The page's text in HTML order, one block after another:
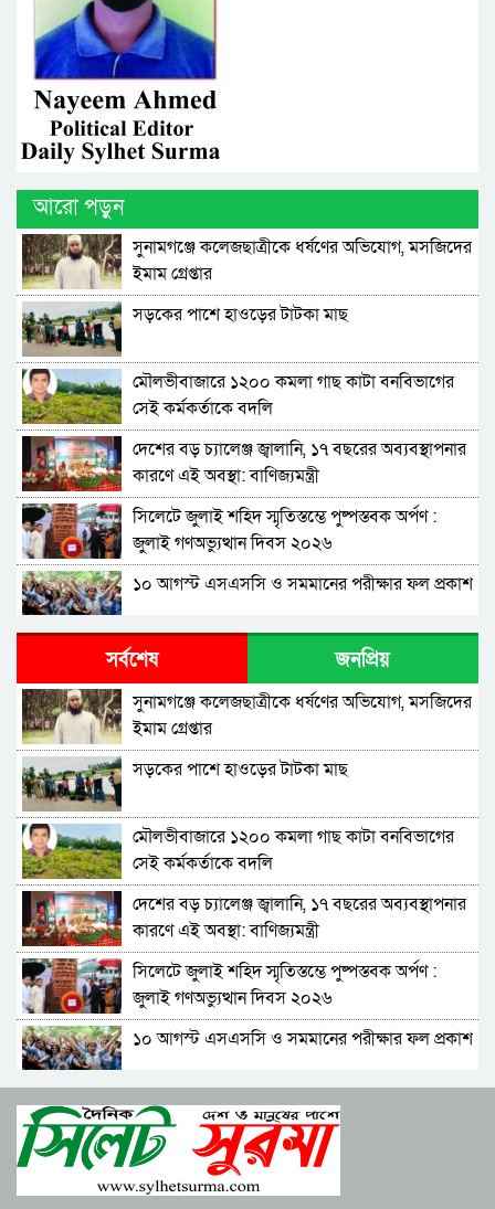
আরো পড়ুন
সুনামগঞ্জে কলেজছাত্রীকে ধর্ষণের অভিযোগ, মসজিদের
ইমাম গ্রেপ্তার
সড়কের পাশে হাওড়ের টাটকা মাছ
মৌলভীবাজারে ১২০০ কমলা গাছ কাটা বনবিভাগের
সেই কর্মকর্তাকে বদলি
দেশের বড় চ্যালেঞ্জ জ্বালানি, ১৭ বছরের অব্যবস্থাপনার
কারণে এই অবস্থা: বাণিজ্যমন্ত্রী
সিলেটে জুলাই শহিদ স্মৃতিস্তম্ভে পুষ্পস্তবক অর্পণ :
জুলাই গণঅভ্যুত্থান দিবস ২০২৬
১০ আগস্ট এসএসসি ও সমমানের পরীক্ষার ফল প্রকাশ
শাপলা চত্বরে হত্যা মামলা: শেখ হাসিনাসহ ৪১ জনের
বিরুদ্ধে আনুষ্ঠানিক অভিযোগ
বিরোধীদলের পতন শুরু হয়েছে, ১১ দল এখন ৯ দলে
গিয়ে ঠেকেছে: রাশেদ খান
কে হতে পারেন পরবর্তী রাষ্ট্রপতি, আলোচনায় এক
আমলা
সিলেটে আদলত চত্বরে শিশু ফাহিমা হত্যা মামলার
আসামির ওপর ফের হামলা
এআই দিয়ে অশালীন ছবি ছড়ানোর অভিযোগ
সিলেটের কনটেন্ট ক্রিয়েটর রাফিয়ার
শাবিপ্রবিতে শিক্ষার্থীকে মারধর: ছাত্রদল নেতা হাসিবুর
ও তারেক বহিষ্কার, ক্যাম্পাসে নিষিদ্ধ ২ বছর
ক্ষোভ, দ্রুত সংস্কারের আহ্বান
নারী-কাণ্ডে জামায়াত থেকে বহিস্কার এমপি গাজী
নজরুল
সিলেটে হামের উপসর্গ নিয়ে আরও দুই শিশুর মৃত্যু
সর্বশেষ জনপ্রিয়
সুনামগঞ্জে কলেজছাত্রীকে ধর্ষণের অভিযোগ, মসজিদের
ইমাম গ্রেপ্তার
সড়কের পাশে হাওড়ের টাটকা মাছ
মৌলভীবাজারে ১২০০ কমলা গাছ কাটা বনবিভাগের
সেই কর্মকর্তাকে বদলি
দেশের বড় চ্যালেঞ্জ জ্বালানি, ১৭ বছরের অব্যবস্থাপনার
কারণে এই অবস্থা: বাণিজ্যমন্ত্রী
সিলেটে জুলাই শহিদ স্মৃতিস্তম্ভে পুষ্পস্তবক অর্পণ :
জুলাই গণঅভ্যুত্থান দিবস ২০২৬
১০ আগস্ট এসএসসি ও সমমানের পরীক্ষার ফল প্রকাশ
শাপলা চত্বরে হত্যা মামলা: শেখ হাসিনাসহ ৪১ জনের
বিরুদ্ধে আনুষ্ঠানিক অভিযোগ
বিরোধীদলের পতন শুরু হয়েছে, ১১ দল এখন ৯ দলে
গিয়ে ঠেকেছে: রাশেদ খান